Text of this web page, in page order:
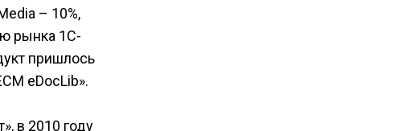
– 10%,
рынка 1C-
пришлось
eDocLib».
в 2010 году